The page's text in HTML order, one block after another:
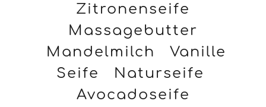
Zitronenseife
Massagebutter
Mandelmilch
Vanille
Seife
Naturseife
Avocadoseife